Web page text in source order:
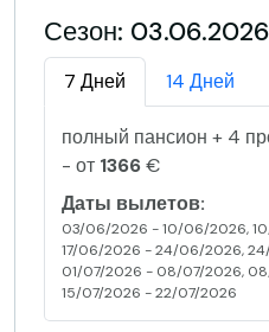
Сезон:
7 Дней 14 Дней
полный пансион + 4
- от 1366€
Даты вылетов:
03/06/2026 - 10/06/2026,
17/06/2026 - 24/06/2026,
01/07/2026 - 08/07/2026,
15/07/2026 - 22/07/2026